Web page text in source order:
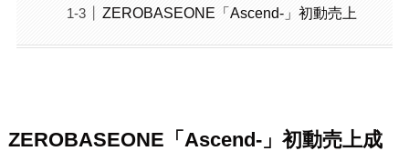
ZEROBASEONE「Ascend-」初動売上
ZEROBASEONE「Ascend-」初動売上成